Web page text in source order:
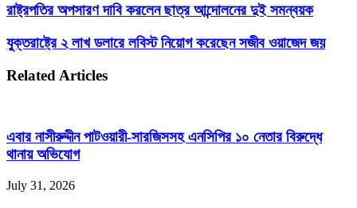
রাষ্ট্রপতির
অপসারণ
দাবি
করলেন
আন্দোলনের
রাষ্ট্রপতির অপসারণ দাবি করলেন ছাত্র আন্দোলনের দুই সমন্বয়ক
যুক্তরাষ্ট্রে
২
লাখ
ডলারে
সজীব
ওয়াজেদ
যুক্তরাষ্ট্রে ২ লাখ ডলারে লবিস্ট নিয়োগ করেছেন সজীব ওয়াজেদ জয়
Related Articles
এবার নাসীরুদ্দীন পাটওয়ারী-সারজিসসহ এনসিপির ১০ নেতার বিরুদ্ধে
থানায় অভিযোগ
July 31, 2026